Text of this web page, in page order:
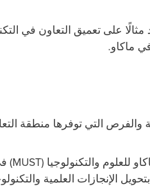
على تعميق التعاون في
ماكاو.
والفرص التي توفرها منطقة
للعلوم والتكنولوجيا (MUST
)
الإنجازات العلمية